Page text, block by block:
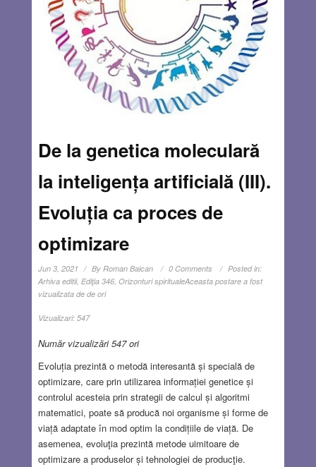
De la genetica moleculară
la inteligența artificială (III).
Evoluția ca proces de
optimizare
Jun 3, 2021 By Roman Baican 0 Comments
Posted in:
Arhiva editii, Ediţia 346, Orizonturi spiritualeAceasta postare a fost
vizualizata de de ori
Vizualizari: 547
Număr vizualizări 547 ori
Evoluția prezintă o metodă interesantă și specială de
optimizare, care prin utilizarea informației genetice și
controlul acesteia prin strategii de calcul și algoritmi
matematici, poate să producă noi organisme și forme de
viață adaptate în mod optim la condițiile de viață. De
asemenea, evoluţia prezintă metode uimitoare de
optimizare a produselor și tehnologiei de producţie.